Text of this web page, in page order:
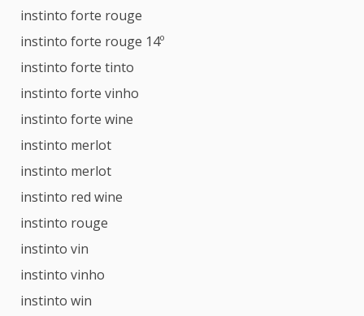
instinto forte rouge
instinto forte rouge 14º
instinto forte tinto
instinto forte vinho
instinto forte wine
instinto merlot
instinto merlot
instinto red wine
instinto rouge
instinto vin
instinto vinho
instinto win